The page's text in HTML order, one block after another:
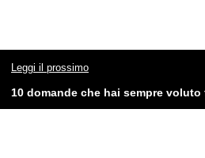
Leggi il prossimo
10 domande che hai sempre